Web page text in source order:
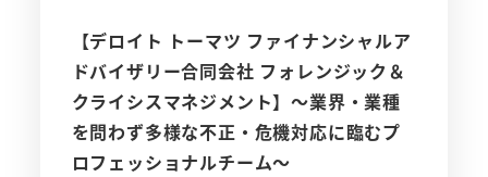
【デロイト トーマツ ファイナンシャルア
ドバイザリー合同会社 フォレンジック＆
クライシスマネジメント】～業界・業種
を問わず多様な不正・危機対応に臨むプ
ロフェッショナルチーム～